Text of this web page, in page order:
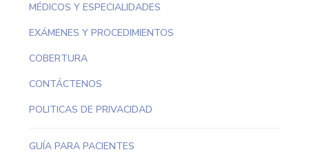
MÉDICOS Y ESPECIALIDADES
EXÁMENES Y PROCEDIMIENTOS
COBERTURA
CONTÁCTENOS
POLITICAS DE PRIVACIDAD
GUÍA PARA PACIENTES